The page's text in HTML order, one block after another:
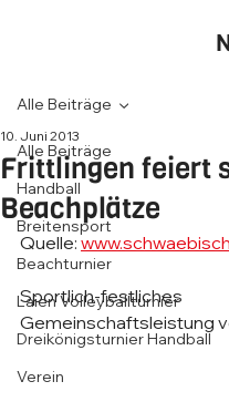
Alle Beiträge
Handball
Breitensport
Beachturnier
Laien Volleyballturnier
Dreikönigsturnier Handball
Verein
Alle Beiträge
Frittlingen feiert
Beachplätze
10. Juni 2013
Quelle:
Sportlich-
Gemeinschaftsleistung